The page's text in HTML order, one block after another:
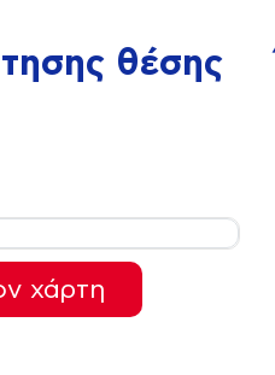
θέσης
χάρτη